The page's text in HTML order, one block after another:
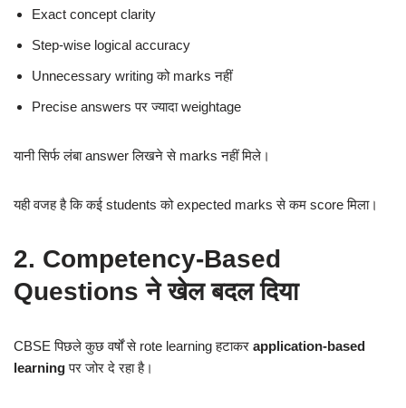
Exact concept clarity
Step-wise logical accuracy
Unnecessary writing को marks नहीं
Precise answers पर ज्यादा weightage
यानी सिर्फ लंबा answer लिखने से marks नहीं मिले।
यही वजह है कि कई students को expected marks से कम score मिला।
2. Competency-Based
Questions ने खेल बदल दिया
CBSE पिछले कुछ वर्षों से rote learning हटाकर application-based
learningपर जोर दे रहा है।